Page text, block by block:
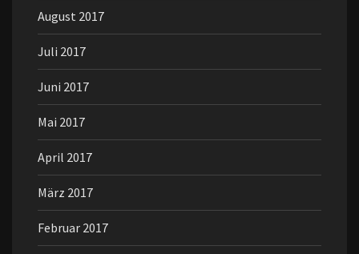
August 2017
Juli 2017
Juni 2017
Mai 2017
April 2017
März 2017
Februar 2017